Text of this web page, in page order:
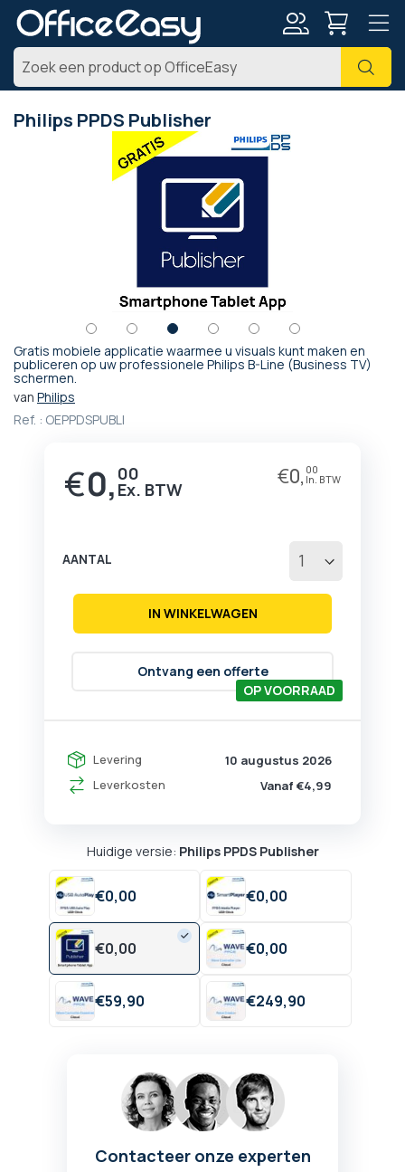
Zoek
Philips PPDS Publisher
Gratis mobiele applicatie waarmee u visuals kunt maken en
publiceren op uw professionele Philips B-Line (Business TV)
schermen.
van Philips
Ref. : OEPPDSPUBLI
€0, 00 €0, 00
Levering
10 augustus 2026
Leverkosten
Vanaf €4,99
AANTAL
IN WINKELWAGEN
Ontvang een offerte
OP VOORRAAD
Huidige versie: Philips PPDS Publisher
€0,00 €0,00
€0,00 €0,00
€59,90 €249,90
Ga
naar
het
begin
afbeeldingen-
Contacteer onze experten